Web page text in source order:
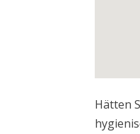
Hätten